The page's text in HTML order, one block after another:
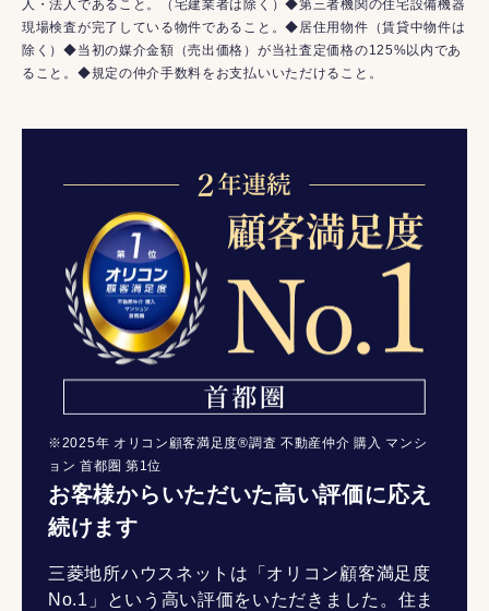
人・法人であること。（宅建業者は除く）◆第三者機関の住宅設備機器
現場検査が完了している物件であること。◆居住用物件（賃貸中物件は
除く）◆当初の媒介金額（売出価格）が当社査定価格の125%以内であ
ること。◆規定の仲介手数料をお支払いいただけること。
お客様からいただいた高い評価に応え
続けます
三菱地所ハウスネットは「オリコン顧客満足度
No.1」という高い評価をいただきました。住ま
※2025年 オリコン顧客満足度®調査 不動産仲介 購入 マンシ
ョン 首都圏 第1位